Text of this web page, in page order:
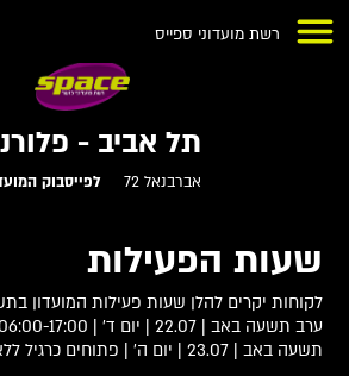
רשת מועדוני ספייס
תל אביב -
אברבנאל 72 לפייסבוק
שעות הפעילות
לקוחות יקרים להלן שעות פעילות המועדון
ערב תשעה באב | 22.07 | יום ד' | 06:00-17:00
תשעה באב | 23.07 | יום ה' | פתוחים כרגיל ללא מוזיקה